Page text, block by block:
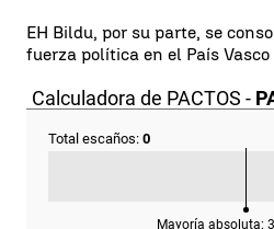
EH Bildu, por su parte, se
fuerza política en el País Vasco
Calculadora de PACTOS -
Total escaños: 0
Mayoría absoluta: